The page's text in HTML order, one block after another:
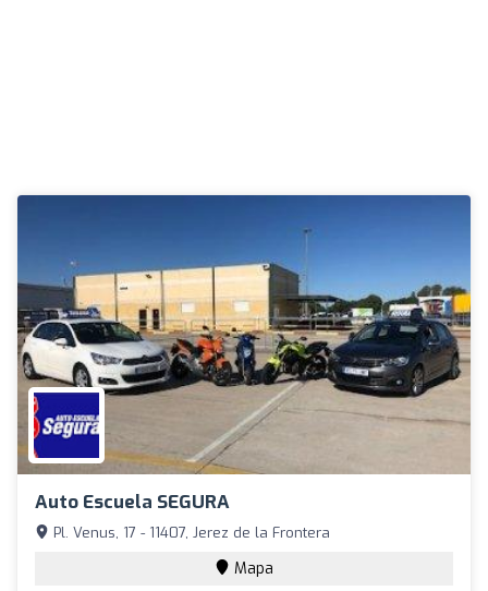
Auto Escuela SEGURA
Pl. Venus, 17 - 11407, Jerez de la Frontera
Mapa